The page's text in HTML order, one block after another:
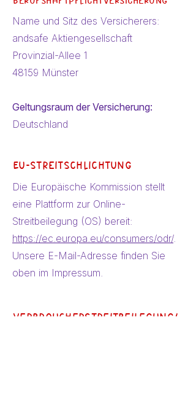
Name und Sitz des Versicherers:
andsafe Aktiengesellschaft
Provinzial-Allee 1
48159 Münster
Geltungsraum der Versicherung:
Deutschland
Eu-streitschlichtung
Die Europäische Kommission stellt
eine Plattform zur Online-
Streitbeilegung (OS) bereit:
https://ec.europa.eu/consumers/odr/.
Unsere E-Mail-Adresse finden Sie
oben im Impressum.
Verbraucherstreitbeilegung/